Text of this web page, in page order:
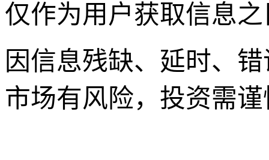
仅作为用户获取信息
因信息残缺、延时、
市场有风险，投资需